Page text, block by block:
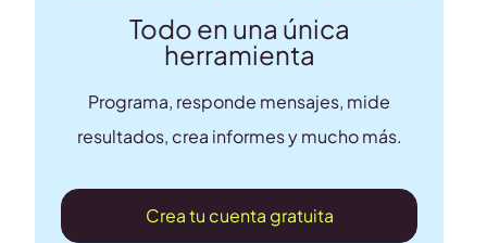
Todo en una única
herramienta
Programa, responde mensajes, mide
resultados, crea informes y mucho más.
Crea tu cuenta gratuita